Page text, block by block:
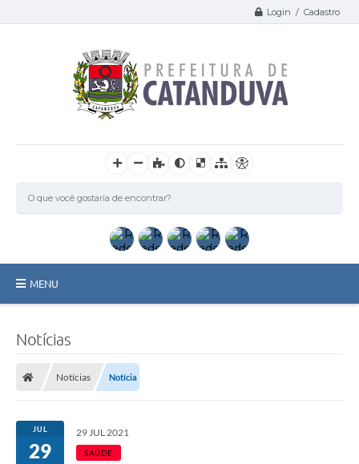
Login / Cadastro
MENU
Licitações / PCA
Transparência
Notícias
Notícias Notícia
JUL
29
29 JUL 2021
SAÚDE